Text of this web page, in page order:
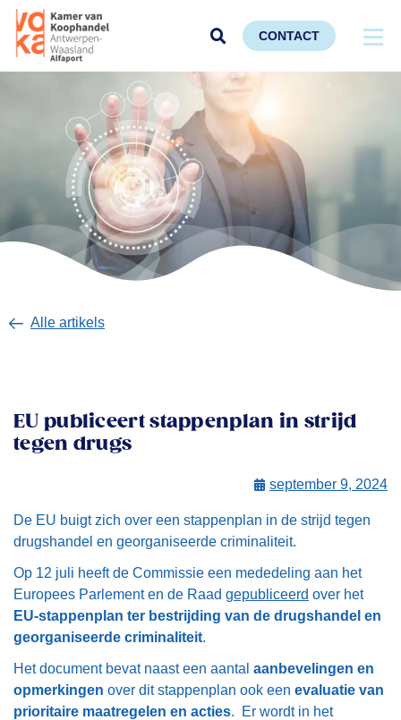
CONTACT
Alle artikels
EU publiceert stappenplan in strijd
tegen drugs
september 9, 2024
De EU buigt zich over een stappenplan in de strijd tegen
drugshandel en georganiseerde criminaliteit.
Op 12 juli heeft de Commissie een mededeling aan het
Europees Parlement en de Raad gepubliceerd over het
EU-stappenplan ter bestrijding van de drugshandel en
georganiseerde criminaliteit.
Het document bevat naast een aantal aanbevelingen en
opmerkingen over dit stappenplan ook een evaluatie van
prioritaire maatregelen en acties. Er wordt in het